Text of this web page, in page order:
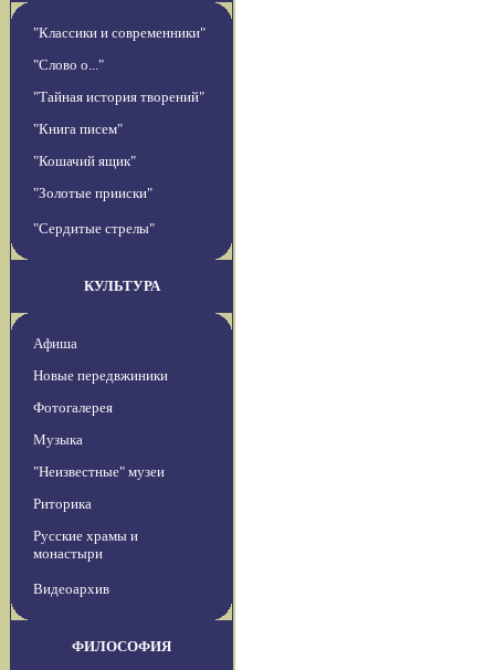
"Классики и современники"
"Слово о..."
"Тайная история творений"
"Книга писем"
"Кошачий ящик"
"Золотые прииски"
"Сердитые стрелы"
КУЛЬТУРА
Афиша
Новые передвжиники
Фотогалерея
Музыка
"Неизвестные" музеи
Риторика
Русские храмы и
монастыри
Видеоархив
ФИЛОСОФИЯ